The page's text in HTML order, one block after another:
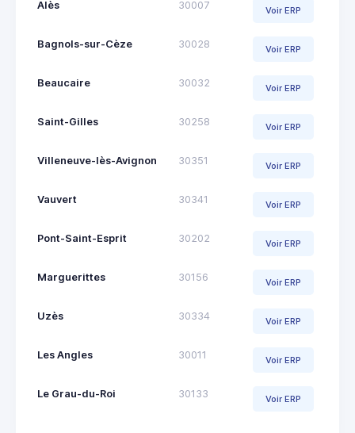
Alès 30007 Voir ERP
Bagnols-sur-Cèze 30028 Voir ERP
Beaucaire 30032 Voir ERP
Saint-Gilles 30258 Voir ERP
Villeneuve-lès-Avignon 30351 Voir ERP
Vauvert 30341 Voir ERP
Pont-Saint-Esprit 30202 Voir ERP
Marguerittes 30156 Voir ERP
Uzès 30334 Voir ERP
Les Angles 30011 Voir ERP
Le Grau-du-Roi 30133 Voir ERP